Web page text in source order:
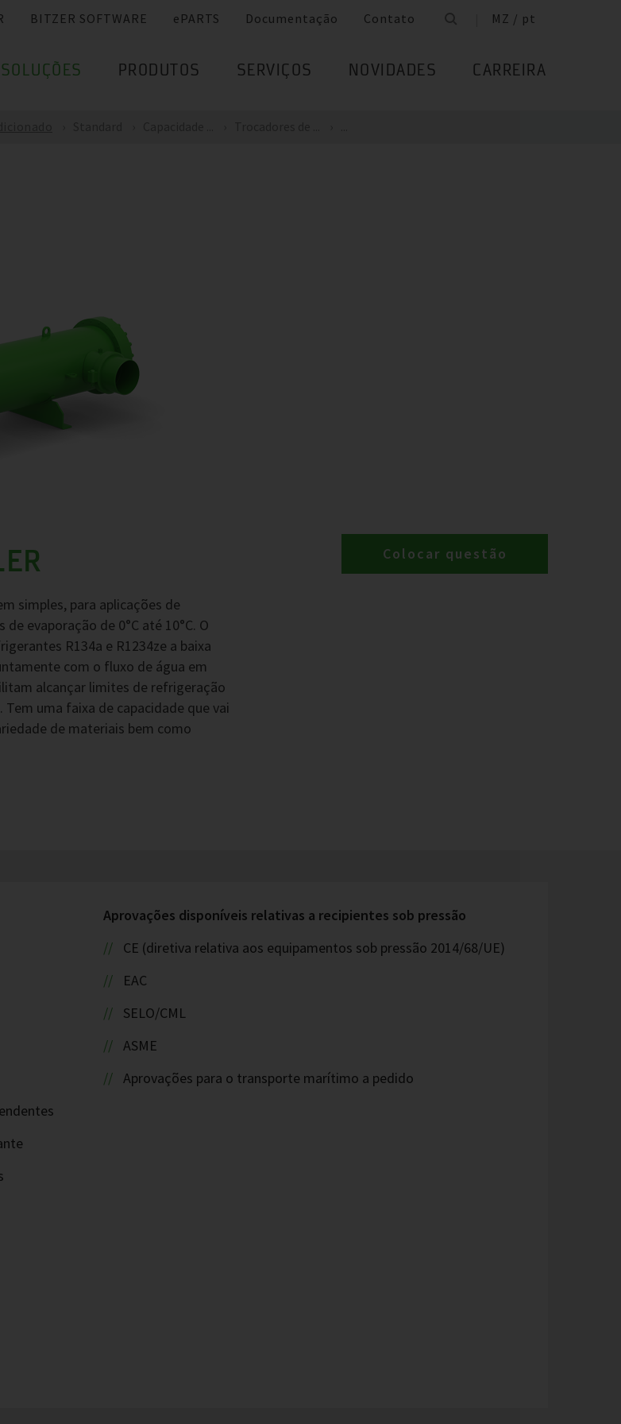
BITZER SOFTWARE ePARTS Documentação Contato MZ / pt
SOLUÇÕES PRODUTOS SERVIÇOS NOVIDADES CARREIRA
simples, para aplicações de
evaporação de 0°C até 10°C. O
R134a e R1234ze a baixa
com o fluxo de água em
alcançar limites de refrigeração
uma faixa de capacidade que vai
de materiais bem como
Colocar questão
Aprovações disponíveis relativas a recipientes sob pressão
CE (diretiva relativa aos equipamentos sob pressão 2014/68/UE)
EAC
SELO/CML
ASME
Aprovações para o transporte marítimo a pedido